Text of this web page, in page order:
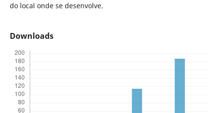
do local onde se desenvolve.
Downloads